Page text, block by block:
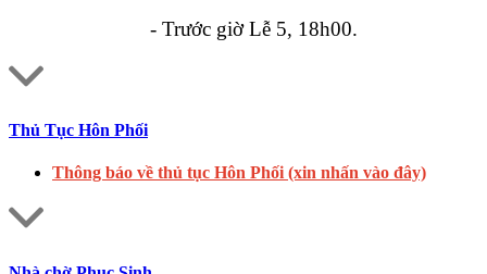
- Trước giờ Lễ 5, 18h00.
Thủ Tục Hôn Phối
Thông báo về thủ tục Hôn Phối (xin nhấn vào đây)